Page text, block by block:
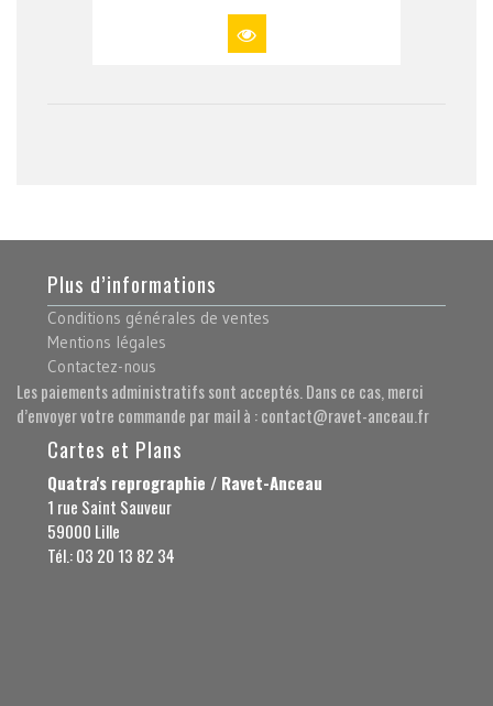
Plus d’informations
Conditions générales de ventes
Mentions légales
Contactez-nous
Les paiements administratifs sont acceptés. Dans ce cas, merci
d’envoyer votre commande par mail à : contact@ravet-anceau.fr
Cartes et Plans
Quatra's reprographie / Ravet-Anceau
1 rue Saint Sauveur
59000 Lille
Tél.: 03 20 13 82 34